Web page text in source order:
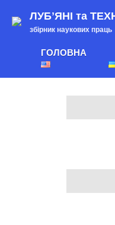
ЛУБʼЯНІ та
збірник наукових праць
ГОЛОВНА